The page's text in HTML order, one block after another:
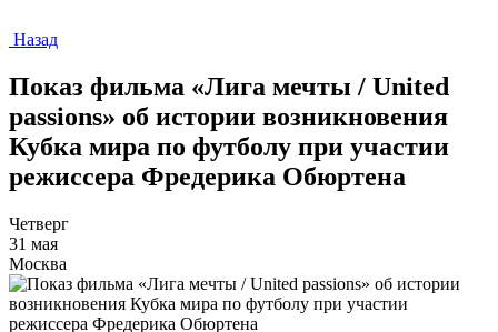
Назад
Показ фильма «Лига мечты / United
passions» об истории возникновения
Кубка мира по футболу при участии
режиссера Фредерика Обюртена
Четверг
31 мая
Москва